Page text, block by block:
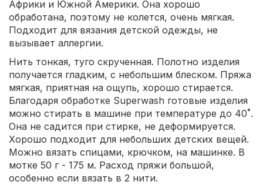
Африки и Южной Америки. Она хорошо
обработана, поэтому не колется, очень мягкая.
Подходит для вязания детской одежды, не
вызывает аллергии.
Нить тонкая, туго скрученная. Полотно изделия
получается гладким, с небольшим блеском. Пряжа
мягкая, приятная на ощупь, хорошо стирается.
Благодаря обработке Superwash готовые изделия
можно стирать в машине при температуре до 40˚.
Она не садится при стирке, не деформируется.
Хорошо подходит для небольших детских вещей.
Можно вязать спицами, крючком, на машинке. В
мотке 50 г - 175 м. Расход пряжи большой,
особенно если вязать в 2 нити.